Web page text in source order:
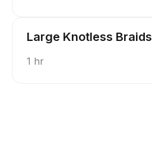
Large Knotless Braids
1 hr